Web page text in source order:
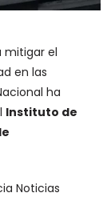
mitigar el
en las
ha
Instituto de
Noticias